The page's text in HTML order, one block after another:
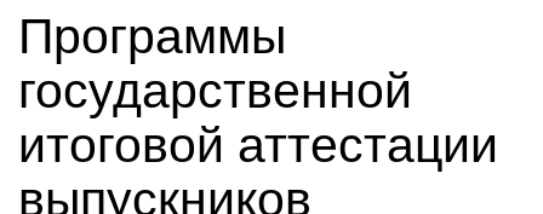
Программы
государственной
итоговой аттестации
выпускников